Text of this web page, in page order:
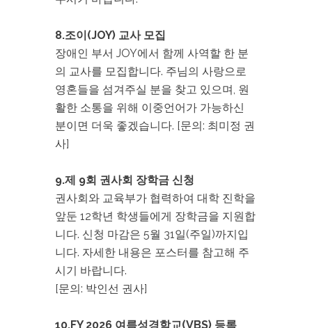
8.조이(JOY) 교사 모집
장애인 부서 JOY에서 함께 사역할 한 분
의 교사를 모집합니다. 주님의 사랑으로
영혼들을 섬겨주실 분을 찾고 있으며, 원
활한 소통을 위해 이중언어가 가능하신
분이면 더욱 좋겠습니다. [문의: 최미정 권
사]
9.제 9회 권사회 장학금 신청
권사회와 교육부가 협력하여 대학 진학을
앞둔 12학년 학생들에게 장학금을 지원합
니다. 신청 마감은 5월 31일(주일)까지입
니다. 자세한 내용은 포스터를 참고해 주
시기 바랍니다.
[문의: 박인선 권사]
10.FY 2026 여름성경학교(VBS) 등록